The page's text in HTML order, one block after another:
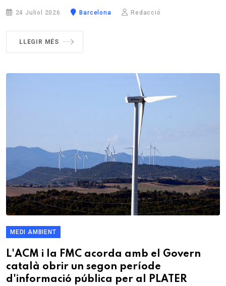
24 Juliol 2026 Barcelona Redacció
LLEGIR MÉS
MEDI AMBIENT
L'ACM i la FMC acorda amb el Govern
català obrir un segon període
d'informació pública per al PLATER